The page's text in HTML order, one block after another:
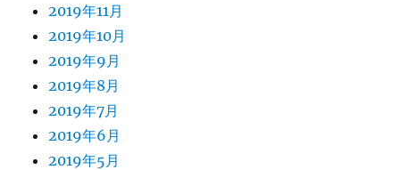
2019年11月
2019年10月
2019年9月
2019年8月
2019年7月
2019年6月
2019年5月